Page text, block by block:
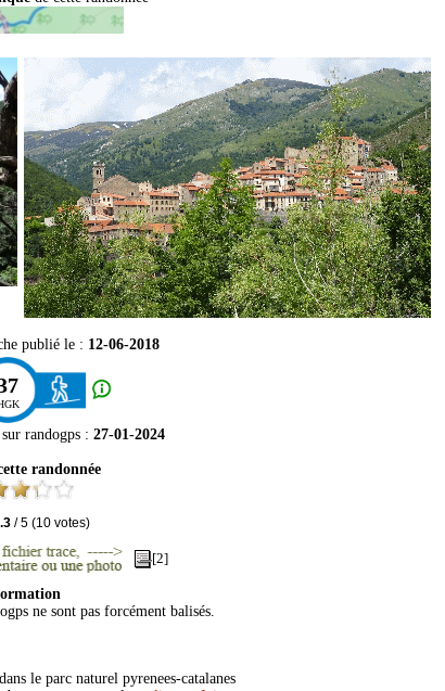
publié le : 12-06-2018
randogps : 27-01-2024
randonnée
/5(10votes)
[2]
ne sont pas forcément balisés.
le parc naturel pyrenees-catalanes